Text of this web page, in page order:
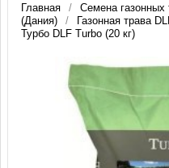
Главная Семена газонных
(Дания)
Газонная трава
Турбо DLF Turbo (20 кг)